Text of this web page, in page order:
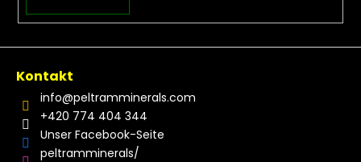
Kontakt
info@peltramminerals.com
+420 774 404 344
Unser Facebook-Seite
peltramminerals/